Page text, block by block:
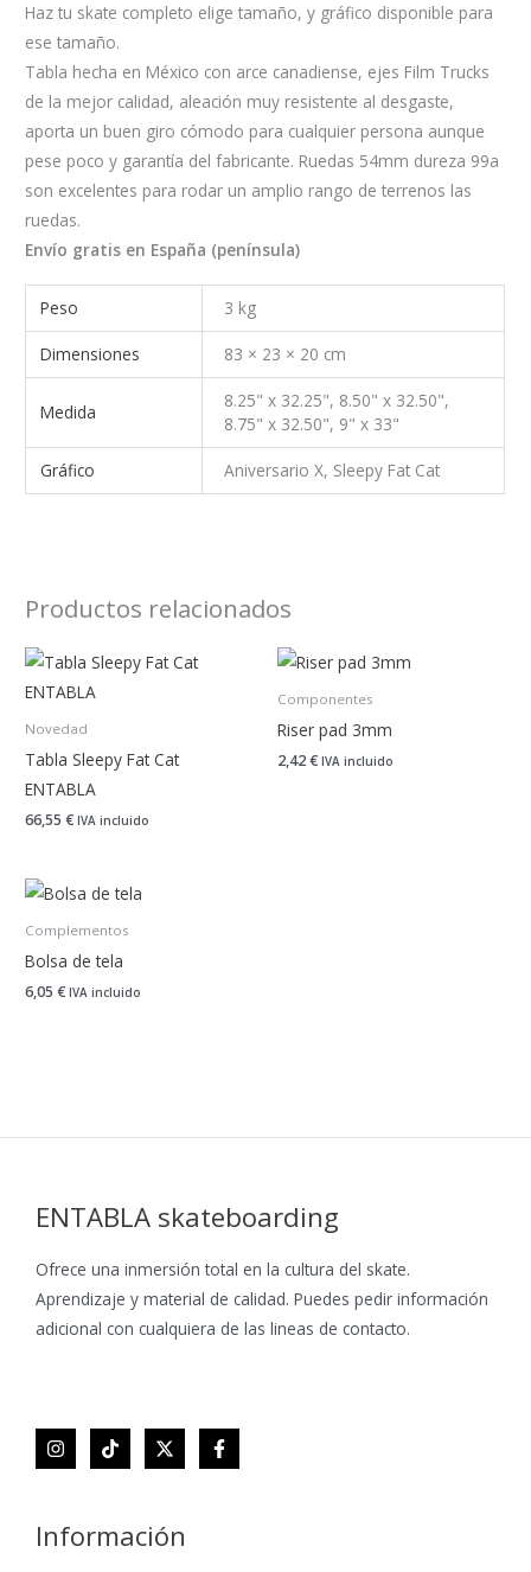
Haz tu skate completo elige tamaño, y gráfico disponible para
ese tamaño.
Tabla hecha en México con arce canadiense, ejes Film Trucks
de la mejor calidad, aleación muy resistente al desgaste,
aporta un buen giro cómodo para cualquier persona aunque
pese poco y garantía del fabricante. Ruedas 54mm dureza 99a
son excelentes para rodar un amplio rango de terrenos las
ruedas.
Envío gratis en España (península)
Peso 3 kg
Dimensiones 83 × 23 × 20 cm
Medida
8.25" x 32.25", 8.50" x 32.50",
8.75" x 32.50", 9" x 33"
Gráfico Aniversario X, Sleepy Fat Cat
Productos relacionados
Novedad
Tabla Sleepy Fat Cat
ENTABLA
66,55€ IVA incluido
Componentes
Riser pad 3mm
2,42€ IVA incluido
Complementos
Bolsa de tela
6,05€ IVA incluido
ENTABLA skateboarding
Ofrece una inmersión total en la cultura del skate.
Aprendizaje y material de calidad. Puedes pedir información
adicional con cualquiera de las lineas de contacto.
Información